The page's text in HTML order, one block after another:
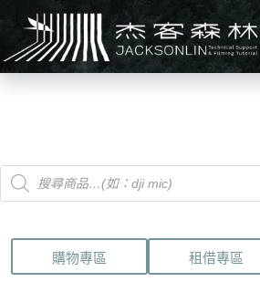
主
要
Products
search
購物專區 租借專區